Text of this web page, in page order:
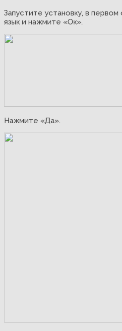
Запустите установку, в
язык и нажмите «Ок».
Нажмите «Да».